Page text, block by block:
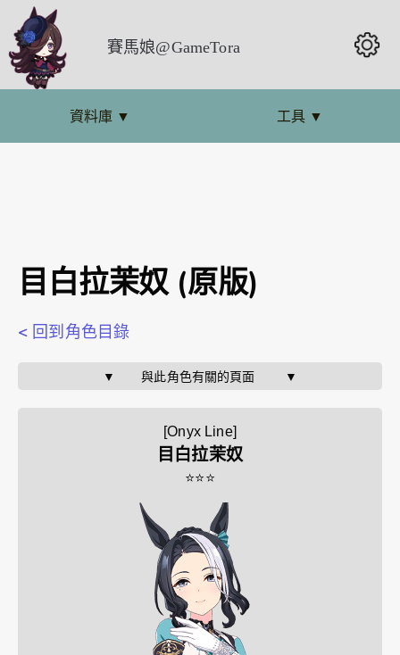
賽馬娘@GameTora
資料庫 ▼ 工具 ▼
目白拉茉奴 (原版)
< 回到角色目錄
▼       與此角色有關的頁面        ▼
[Onyx Line]
目白拉茉奴
⭐⭐⭐